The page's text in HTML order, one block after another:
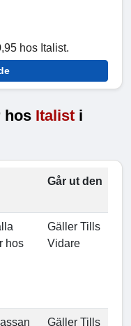
hos Italist.
hos Italist i
Går ut den
hos
Gäller Tills
Vidare
Gäller Tills